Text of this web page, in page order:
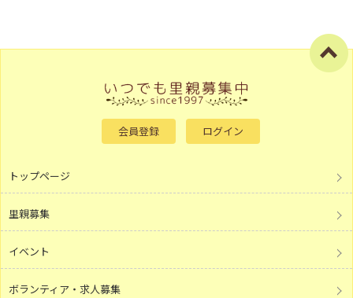
会員登録 ログイン
トップページ
里親募集
イベント
ボランティア・求人募集